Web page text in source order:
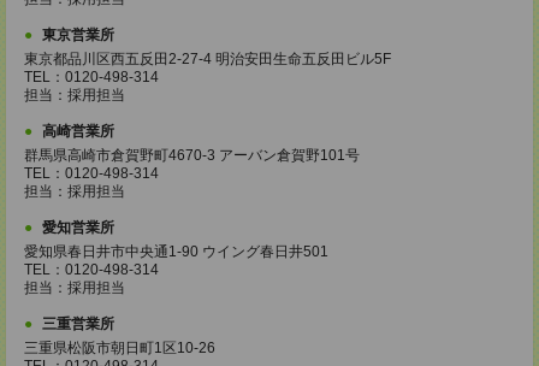
東京営業所
東京都品川区西五反田2-27-4 明治安田生命五反田ビル5F
TEL：0120-498-314
担当：採用担当
高崎営業所
群馬県高崎市倉賀野町4670-3 アーバン倉賀野101号
TEL：0120-498-314
担当：採用担当
愛知営業所
愛知県春日井市中央通1-90 ウイング春日井501
TEL：0120-498-314
担当：採用担当
三重営業所
三重県松阪市朝日町1区10-26